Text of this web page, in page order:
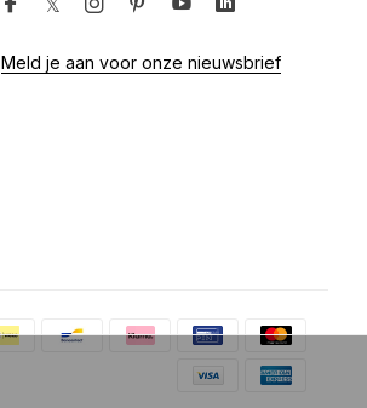
Meld je aan voor onze nieuwsbrief